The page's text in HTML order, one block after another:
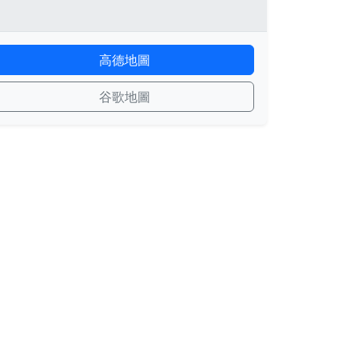
高德地圖
谷歌地圖